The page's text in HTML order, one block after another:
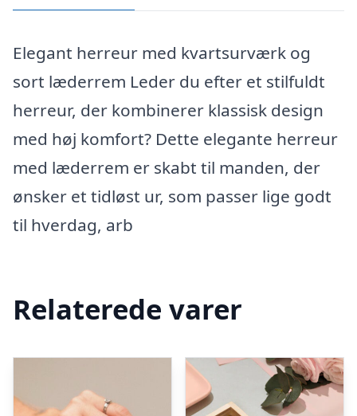
Elegant herreur med kvartsurværk og
sort læderrem Leder du efter et stilfuldt
herreur, der kombinerer klassisk design
med høj komfort? Dette elegante herreur
med læderrem er skabt til manden, der
ønsker et tidløst ur, som passer lige godt
til hverdag, arb
Relaterede varer